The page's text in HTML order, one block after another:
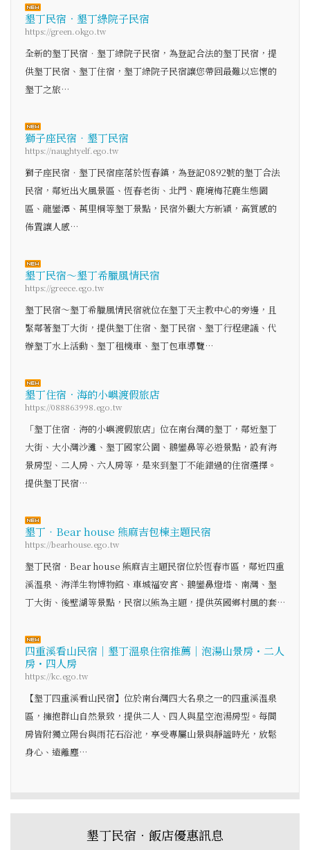
墾丁民宿．墾丁綠院子民宿
https://green.okgo.tw
全新的墾丁民宿．墾丁綠院子民宿，為登記合法的墾丁民宿，提
供墾丁民宿、墾丁住宿，墾丁綠院子民宿讓您帶回最難以忘懷的
墾丁之旅…
獅子座民宿‧墾丁民宿
https://naughtyelf.ego.tw
獅子座民宿‧墾丁民宿座落於恆春鎮，為登記0892號的墾丁合法
民宿，鄰近出火風景區、恆春老街、北門、鹿境梅花鹿生態園
區、龍鑾潭、萬里桐等墾丁景點，民宿外觀大方新穎，高質感的
佈置讓人感…
墾丁民宿～墾丁希臘風情民宿
https://greece.ego.tw
墾丁民宿～墾丁希臘風情民宿就位在墾丁天主教中心的旁邊，且
緊鄰著墾丁大街，提供墾丁住宿、墾丁民宿、墾丁行程建議、代
辦墾丁水上活動、墾丁租機車、墾丁包車導覽…
墾丁住宿．海的小嶼渡假旅店
https://088863998.ego.tw
「墾丁住宿．海的小嶼渡假旅店」位在南台灣的墾丁，鄰近墾丁
大街、大小灣沙灘、墾丁國家公園、鵝鑾鼻等必遊景點，設有海
景房型、二人房、六人房等，是來到墾丁不能錯過的住宿選擇。
提供墾丁民宿…
墾丁‧Bear house 熊麻吉包棟主題民宿
https://bearhouse.ego.tw
墾丁民宿‧Bear house 熊麻吉主題民宿位於恆春市區，鄰近四重
溪溫泉、海洋生物博物館、車城福安宮、鵝鑾鼻燈塔、南灣、墾
丁大街、後壁湖等景點，民宿以熊為主題，提供英國鄉村風的套…
四重溪看山民宿｜墾丁溫泉住宿推薦｜泡湯山景房・二人
房・四人房
https://kc.ego.tw
【墾丁四重溪看山民宿】位於南台灣四大名泉之一的四重溪溫泉
區，擁抱群山自然景致，提供二人、四人與星空泡湯房型。每間
房皆附獨立陽台與雨花石浴池，享受專屬山景與靜謐時光，放鬆
身心、遠離塵…
墾丁民宿‧飯店優惠訊息